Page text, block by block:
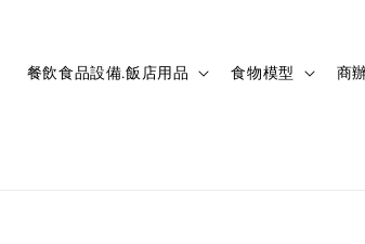
餐飲食品設備.飯店用品 食物模型 商